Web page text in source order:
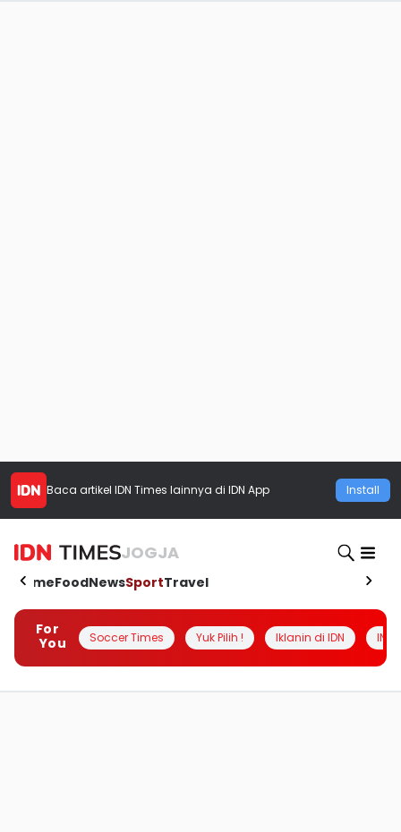
Baca artikel IDN Times lainnya di IDN App Install
JOGJA
HomeFoodNewsSportTravel
For
You
Soccer Times Yuk Pilih ! Iklanin di IDN